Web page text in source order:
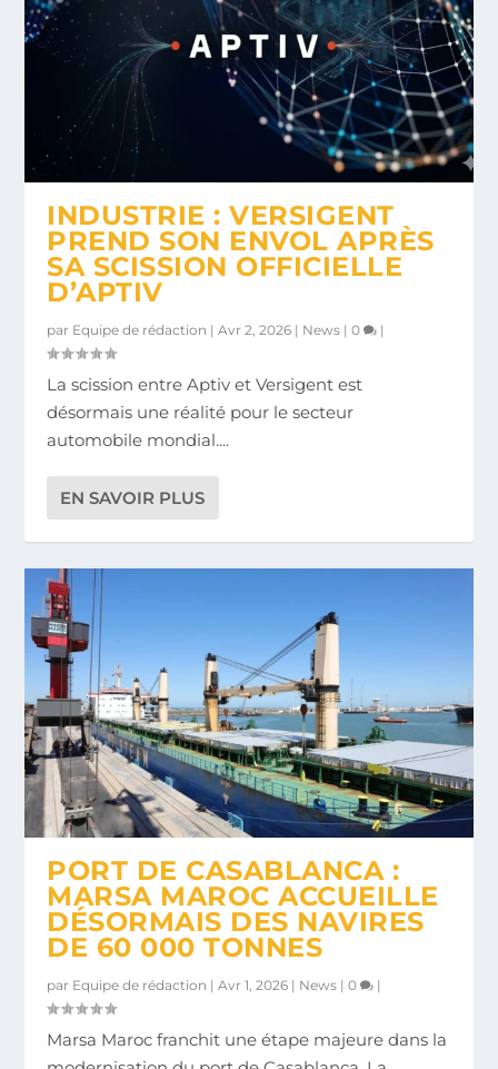
INDUSTRIE : VERSIGENT
PREND SON ENVOL APRÈS
SA SCISSION OFFICIELLE
D’APTIV
par Equipe de rédaction |Avr 2, 2026 | News |0 |
La scission entre Aptiv et Versigent est
désormais une réalité pour le secteur
automobile mondial....
EN SAVOIR PLUS
PORT DE CASABLANCA :
MARSA MAROC ACCUEILLE
DÉSORMAIS DES NAVIRES
DE 60 000 TONNES
par Equipe de rédaction |Avr 1, 2026 | News |0 |
Marsa Maroc franchit une étape majeure dans la